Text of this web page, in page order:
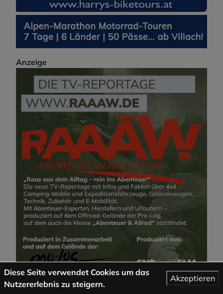
Anzeige
Diese Seite verwendet Cookies um das
Nutzererlebnis zu steigern.
Akzeptieren